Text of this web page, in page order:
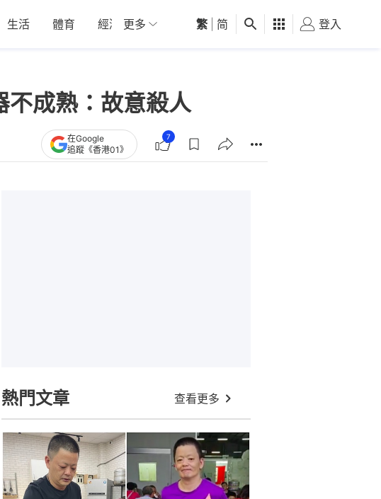
生活 體育 經濟 01深圳 觀點 健康 好食玩飛
更多 繁 简 登入
成熟：故意殺人
在Google
追蹤《香港01》
7
熱門文章 查看更多